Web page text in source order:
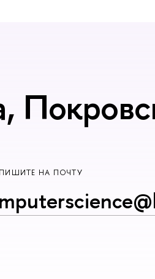
НА ПОЧТУ